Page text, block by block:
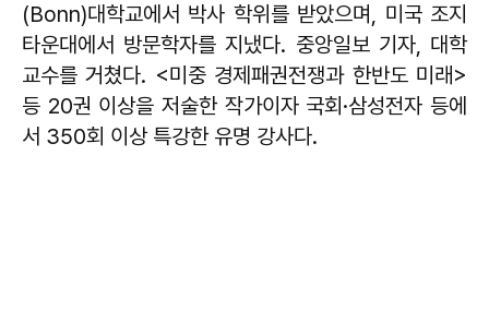
(Bonn)대학교에서 박사 학위를 받았으며, 미국 조지
타운대에서 방문학자를 지냈다. 중앙일보 기자, 대학
교수를 거쳤다. <미중 경제패권전쟁과 한반도 미래>
등 20권 이상을 저술한 작가이자 국회·삼성전자 등에
서 350회 이상 특강한 유명 강사다.